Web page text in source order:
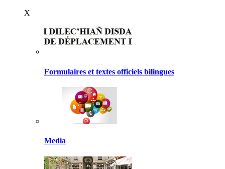
X
Formulaires et textes officiels bilingues
Media